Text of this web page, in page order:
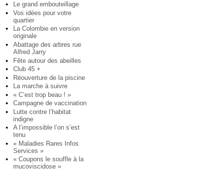
Le grand embouteillage
Vos idées pour votre
quartier
La Colombie en version
originale
Abattage des arbres rue
Alfred Jarry
Fête autour des abeilles
Club 45 +
Réouverture de la piscine
La marche à suivre
« C’est trop beau ! »
Campagne de vaccination
Lutte contre l’habitat
indigne
A l’impossible l’on s’est
tenu
« Maladies Rares Infos
Services »
« Coupons le souffle à la
mucoviscidose »